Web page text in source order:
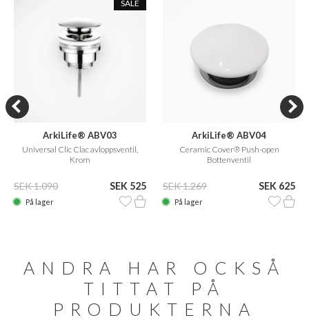
SALE
ArkiLife® ABV03
Universal Clic Clac avloppsventil,
Krom
SEK 1.090 SEK 525
På lager
ArkiLife® ABV04
Ceramic Cover® Push-open
Bottenventil
SEK 1.269 SEK 625
På lager
ANDRA HAR OCKSÅ
TITTAT PÅ
PRODUKTERNA